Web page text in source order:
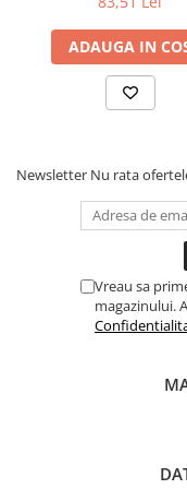
ADAUGA IN
Newsletter Nu rata
Vreau sa
magazinului.